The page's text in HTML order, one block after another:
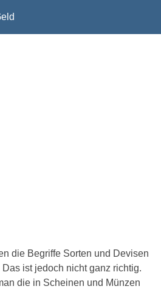
die Begriffe Sorten und Devisen
ist jedoch nicht ganz richtig.
die in Scheinen und Münzen